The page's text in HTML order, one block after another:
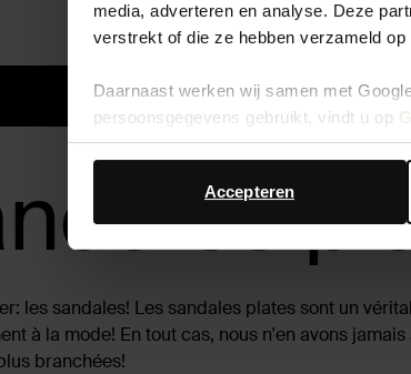
media, adverteren en analyse. Deze
verstrekt of die ze hebben verzameld
Daarnaast werken wij samen met
persoonsgegevens gebruikt, vindt u op
Accepteren
Délai de
les sandales! Les sandales plates sont un
à la mode! En tout cas, nous n'en avons
branchées!